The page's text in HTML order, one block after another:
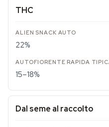
THC
22%
15–18%
Dal seme al raccolto